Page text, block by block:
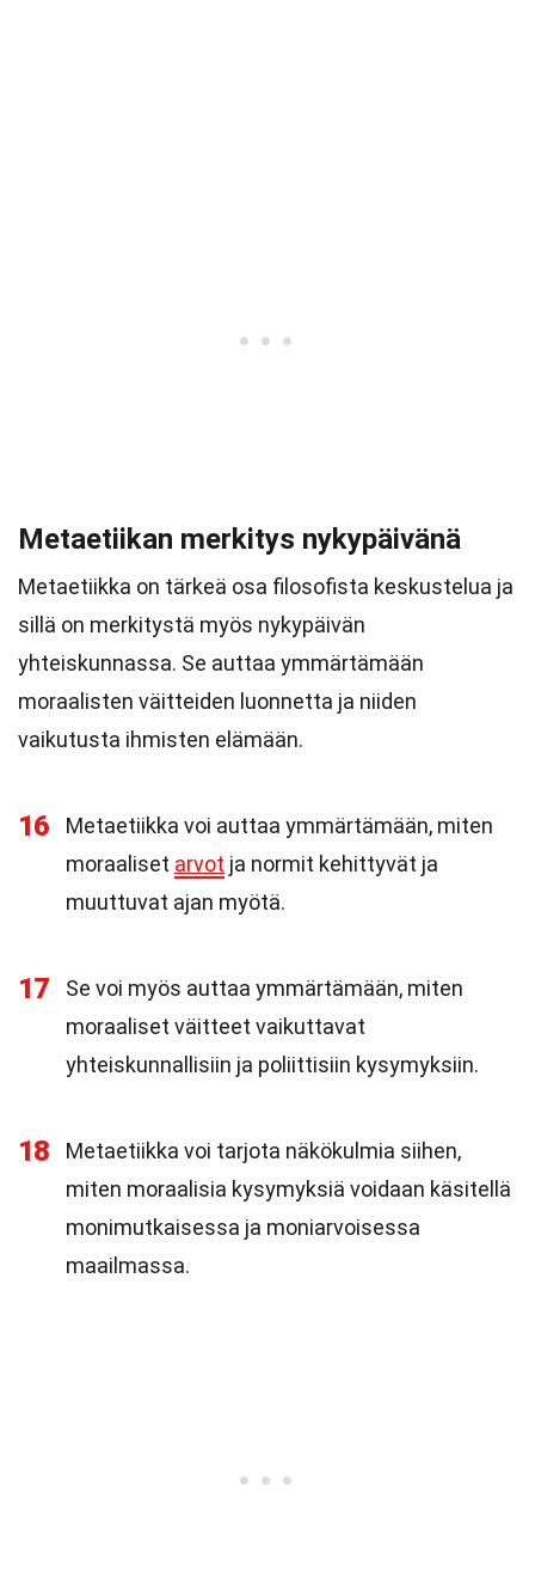
Metaetiikan merkitys nykypäivänä
Metaetiikka on tärkeä osa filosofista keskustelua ja
sillä on merkitystä myös nykypäivän
yhteiskunnassa. Se auttaa ymmärtämään
moraalisten väitteiden luonnetta ja niiden
vaikutusta ihmisten elämään.
16
Metaetiikka voi auttaa ymmärtämään, miten
moraaliset arvot ja normit kehittyvät ja
muuttuvat ajan myötä.
17
Se voi myös auttaa ymmärtämään, miten
moraaliset väitteet vaikuttavat
yhteiskunnallisiin ja poliittisiin kysymyksiin.
18
Metaetiikka voi tarjota näkökulmia siihen,
miten moraalisia kysymyksiä voidaan käsitellä
monimutkaisessa ja moniarvoisessa
maailmassa.